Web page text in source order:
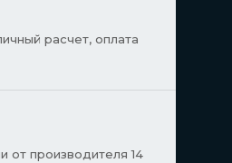
расчет, оплата
от производителя 14